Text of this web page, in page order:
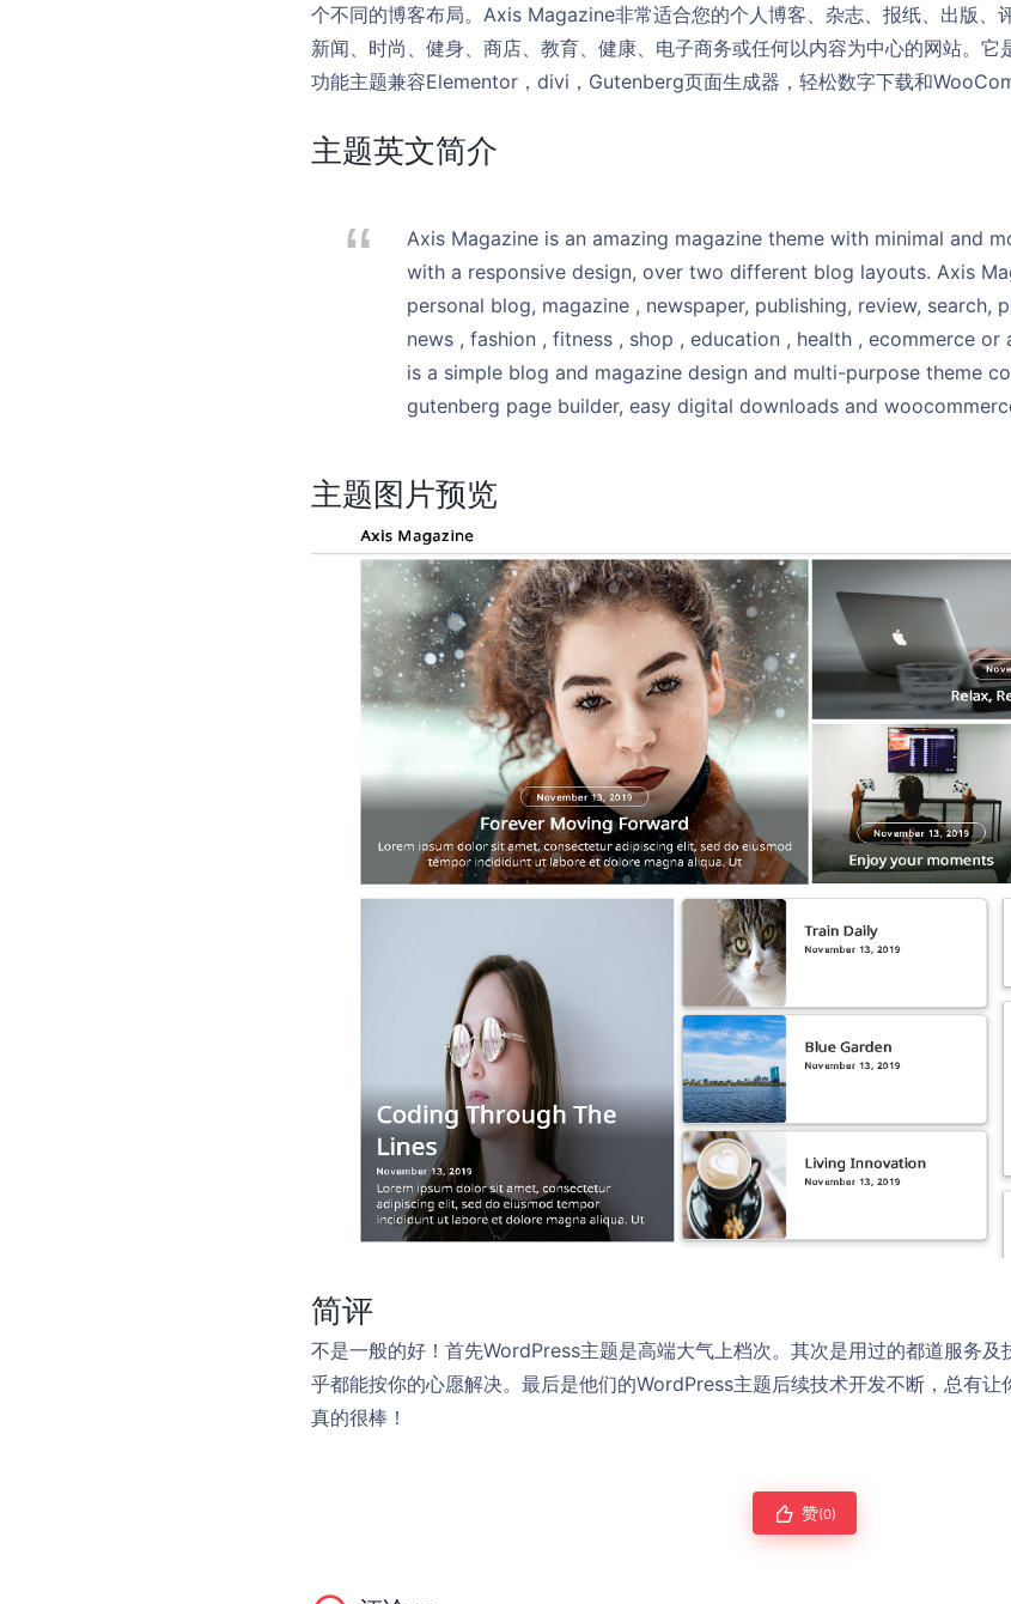
个不同的博客布局。Axis Magazine非常适合您的个人博客、杂志、报纸、出版、
新闻、时尚、健身、商店、教育、健康、电子商务或任何以内容为中心的网站。它
功能主题兼容Elementor，divi，Gutenberg页面生成器，轻松数字下载和
主题英文简介
Axis Magazine is an amazing magazine theme with minimal and
with a responsive design, over two different blog layouts. Axis
personal blog, magazine , newspaper, publishing, review,
news , fashion , fitness , shop , education , health , ecommerce
is a simple blog and magazine design and multi-purpose theme
gutenberg page builder, easy digital downloads and
主题图片预览
简评
不是一般的好！首先WordPress主题是高端大气上档次。其次是用过的都道服务
乎都能按你的心愿解决。最后是他们的WordPress主题后续技术开发不断，总有让
真的很棒！
赞(0)